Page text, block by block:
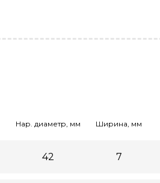
Нар. диаметр, мм Ширина, мм
42 7